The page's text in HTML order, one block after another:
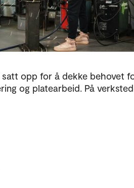
opp for å dekke behovet
og platearbeid. På